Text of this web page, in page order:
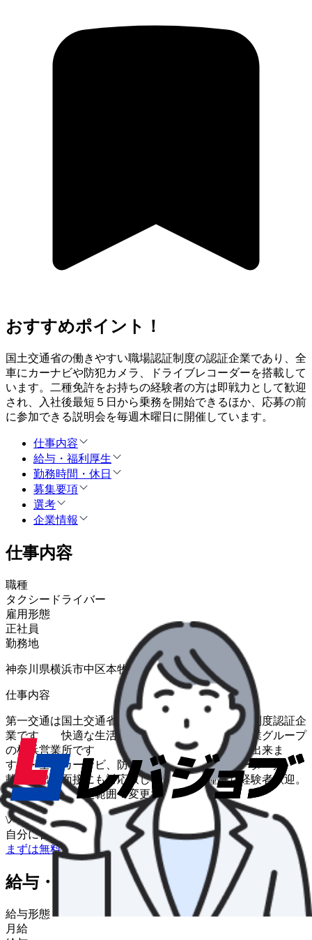
おすすめポイント！
国土交通省の働きやすい職場認証制度の認証企業であり、全
車にカーナビや防犯カメラ、ドライブレコーダーを搭載して
います。二種免許をお持ちの経験者の方は即戦力として歓迎
され、入社後最短５日から乗務を開始できるほか、応募の前
に参加できる説明会を毎週木曜日に開催しています。
仕事内容
給与・福利厚生
勤務時間・休日
募集要項
選考
企業情報
仕事内容
職種
タクシードライバー
雇用形態
正社員
勤務地
神奈川県横浜市中区本牧十二天３−１３
仕事内容
第一交通は国土交通省創設の働きやすい職場認証制度認証企
業です 快適な生活環境を創造する第一交通産業グループ
の横浜営業所です ・入社後最短５日から乗務出来ま
す ・全車カーナビ、防犯カメラドライブレコーダー搭
載 ・出張面接にも対応致します ・二種持ち経験者歓迎。
即戦力。 変更範囲：変更なし
\ハローワークの求人も一括管理
自分に合う求人を探してもらう/
まずは無料で会員登録
給与・福利厚生
給与形態
月給